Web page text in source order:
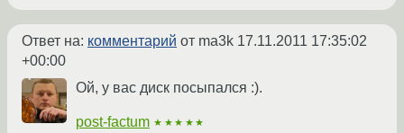
Ответ на: комментарий от ma3k 17.11.2011 17:35:02
+00:00
Ой, у вас диск посыпался :).
post-factum ★★★★★